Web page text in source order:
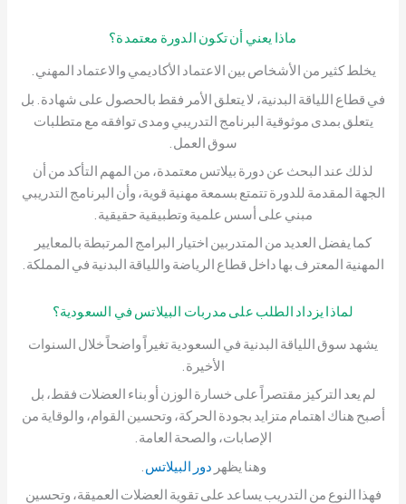
ماذا يعني أن تكون الدورة معتمدة؟
يخلط كثير من الأشخاص بين الاعتماد الأكاديمي والاعتماد المهني.
في قطاع اللياقة البدنية، لا يتعلق الأمر فقط بالحصول على شهادة. بل
يتعلق بمدى موثوقية البرنامج التدريبي ومدى توافقه مع متطلبات
سوق العمل.
لذلك عند البحث عن دورة بيلاتس معتمدة، من المهم التأكد من أن
الجهة المقدمة للدورة تتمتع بسمعة مهنية قوية، وأن البرنامج التدريبي
مبني على أسس علمية وتطبيقية حقيقية.
كما يفضل العديد من المتدربين اختيار البرامج المرتبطة بالمعايير
المهنية المعترف بها داخل قطاع الرياضة واللياقة البدنية في المملكة.
لماذا يزداد الطلب على مدربات البيلاتس في السعودية؟
يشهد سوق اللياقة البدنية في السعودية تغيراً واضحاً خلال السنوات
الأخيرة.
لم يعد التركيز مقتصراً على خسارة الوزن أو بناء العضلات فقط، بل
أصبح هناك اهتمام متزايد بجودة الحركة، وتحسين القوام، والوقاية من
الإصابات، والصحة العامة.
وهنا يظهر دور البيلاتس
فهذا النوع من التدريب يساعد على تقوية العضلات العميقة، وتحسين